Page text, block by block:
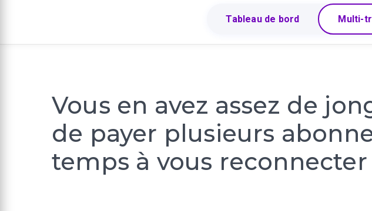
Tableau de bord Multi-
Vous en avez assez de
de payer plusieurs
temps à vous